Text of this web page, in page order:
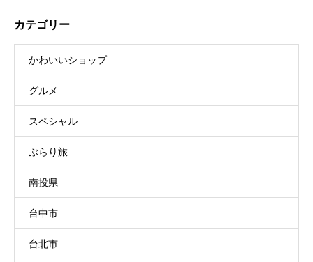
カテゴリー
かわいいショップ
グルメ
スペシャル
ぶらり旅
南投県
台中市
台北市